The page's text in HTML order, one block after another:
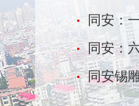
同安：
同安：
同安锡